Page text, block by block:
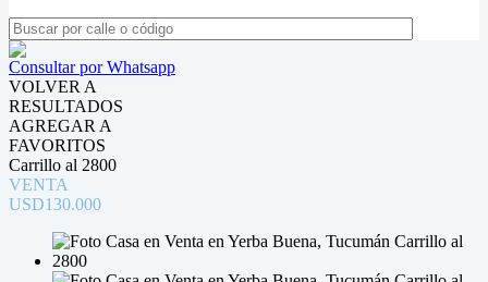
Consultar por Whatsapp
VOLVER A
RESULTADOS
AGREGAR A
FAVORITOS
Carrillo al 2800
VENTA
USD130.000